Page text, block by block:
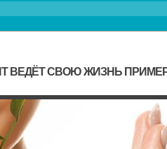
СВОЮ ЖИЗНЬ